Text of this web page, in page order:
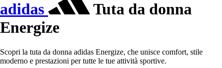
adidas
Tuta da donna
Energize
Scopri la tuta da donna adidas Energize, che unisce comfort, stile
moderno e prestazioni per tutte le tue attività sportive.